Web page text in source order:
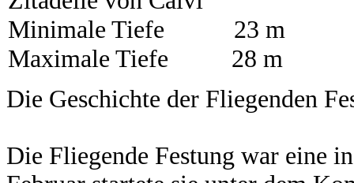
Minimale Tiefe 23 m
Maximale Tiefe 28 m
Die Geschichte der Fliegenden
Die Fliegende Festung war eine